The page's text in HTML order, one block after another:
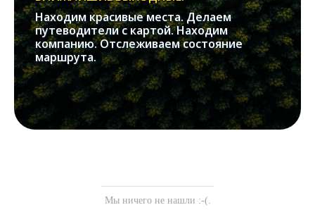
Находим красивые места. Делаем
путеводители с картой. Находим
компанию. Отслеживаем состояние
маршрута.
Мы ничего не нашли :-(.